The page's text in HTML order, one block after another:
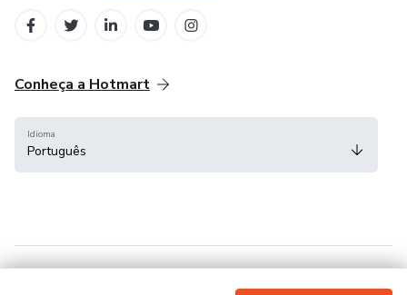
Conheça a Hotmart
Idioma
Português